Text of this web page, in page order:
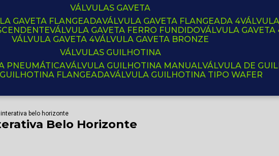
VÁLVULAS GAVETA
GAVETA FLANGEADA VÁLVULA GAVETA FLANGEADA 4
VÁLVULA GAVETA FERRO FUNDIDO VÁLVULA
VÁLVULA GAVETA 4 VÁLVULA GAVETA BRONZE
VÁLVULAS GUILHOTINA
PNEUMÁTICA VÁLVULA GUILHOTINA MANUAL VÁLVULA DE
GUILHOTINA FLANGEADA VÁLVULA GUILHOTINA TIPO WAFER
belo horizonte
Belo Horizonte